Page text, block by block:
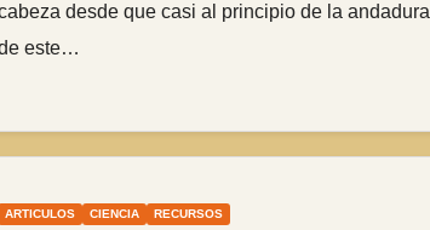
desde que casi al principio de la andadura
este…
ARTICULOS CIENCIA RECURSOS